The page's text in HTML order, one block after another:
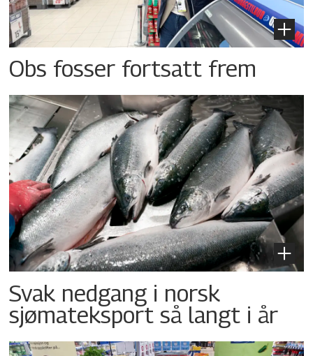
Obs fosser fortsatt frem
Svak nedgang i norsk
sjømateksport så langt i år